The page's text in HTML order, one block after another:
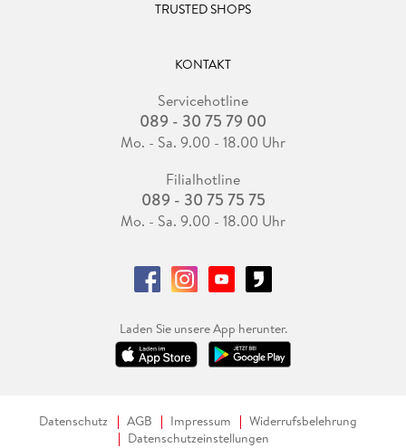
TRUSTED SHOPS
KONTAKT
Servicehotline
089 - 30 75 79 00
Mo. - Sa. 9.00 - 18.00 Uhr
Filialhotline
089 - 30 75 75 75
Mo. - Sa. 9.00 - 18.00 Uhr
Laden Sie unsere App herunter.
Datenschutz AGB Impressum
Widerrufsbelehrung
Datenschutzeinstellungen